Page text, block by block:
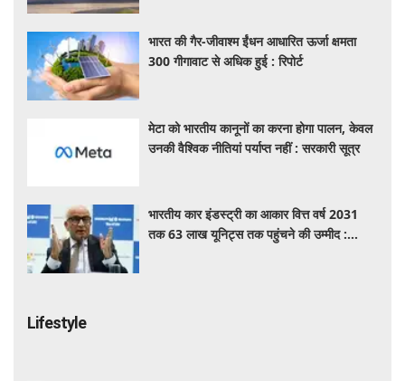
भारत की गैर-जीवाश्म ईंधन आधारित ऊर्जा क्षमता
300 गीगावाट से अधिक हुई : रिपोर्ट
मेटा को भारतीय कानूनों का करना होगा पालन, केवल
उनकी वैश्विक नीतियां पर्याप्त नहीं : सरकारी सूत्र
भारतीय कार इंडस्ट्री का आकार वित्त वर्ष 2031
तक 63 लाख यूनिट्स तक पहुंचने की उम्मीद :
Lifestyle